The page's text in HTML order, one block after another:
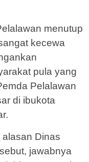
menutup
kecewa
pula yang
Pelalawan
di ibukota
Dinas
jawabnya